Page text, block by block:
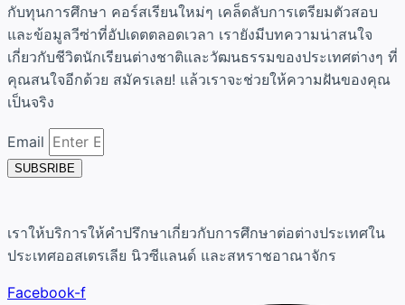
กับทุนการศึกษา คอร์สเรียนใหม่ๆ เคล็ดลับการเตรียมตัวสอบ
และข้อมูลวีซ่าที่อัปเดตตลอดเวลา เรายังมีบทความน่าสนใจ
เกี่ยวกับชีวิตนักเรียนต่างชาติและวัฒนธรรมของประเทศต่างๆ ที่
คุณสนใจอีกด้วย สมัครเลย! แล้วเราจะช่วยให้ความฝันของคุณ
เป็นจริง
Email
SUBSRIBE
เราให้บริการให้คำปรึกษาเกี่ยวกับการศึกษาต่อต่างประเทศใน
ประเทศออสเตรเลีย นิวซีแลนด์ และสหราชอาณาจักร
Facebook-f